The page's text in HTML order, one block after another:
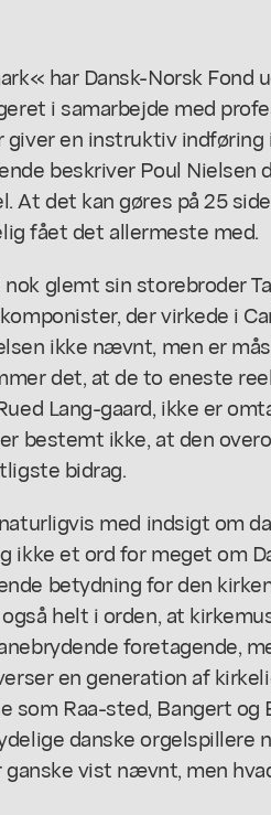
har Dansk-Norsk Fond
i samarbejde med
en instruktiv indføring
beskriver Poul Nielsen
At det kan gøres på 25
fået det allermeste med.
glemt sin storebroder
der virkede i
ikke nævnt, men er
det, at de to eneste
Lang-gaard, ikke er
bestemt ikke, at den
bidrag.
med indsigt om
ikke et ord for meget om
betydning for den
helt i orden, at
foretagende,
en generation af
Raa-sted, Bangert og
danske orgelspillere
vist nævnt, men